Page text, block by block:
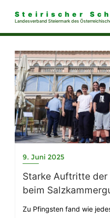
Steirischer
Landesverband Steiermark des
9. Juni 2025
Starke Auftritte
beim
Zu Pfingsten fand wie